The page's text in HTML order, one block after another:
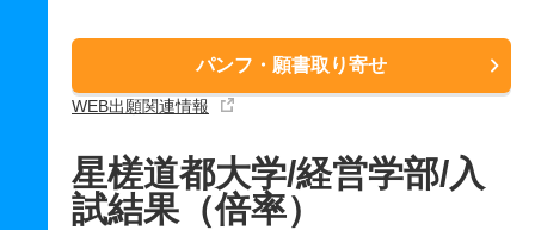
パンフ・願書取り寄せ
WEB出願関連情報
星槎道都大学/経営学部/入
試結果（倍率）